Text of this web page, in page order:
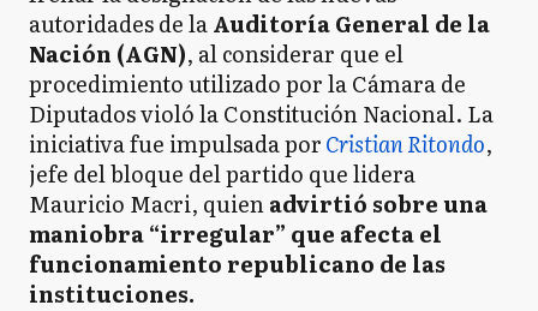
autoridades de laAuditoría General de la
Nación (AGN), al considerar que el
procedimiento utilizado por la Cámara de
Diputados violó la Constitución Nacional. La
iniciativa fue impulsada porCristian Ritondo,
jefe del bloque del partido que lidera
Mauricio Macri, quienadvirtió sobre una
maniobra “irregular” que afecta el
funcionamiento republicano de las
instituciones.